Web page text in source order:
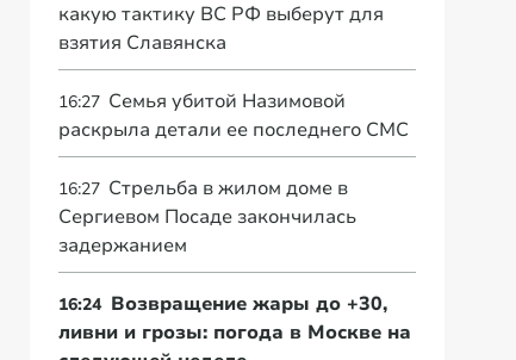
какую тактику ВС РФ выберут для
взятия Славянска
16:27 Семья убитой Назимовой
раскрыла детали ее последнего СМС
16:27 Стрельба в жилом доме в
Сергиевом Посаде закончилась
задержанием
16:24 Возвращение жары до +30,
ливни и грозы: погода в Москве на